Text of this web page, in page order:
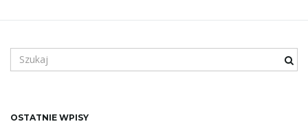
z
a
OSTATNIE WPISY